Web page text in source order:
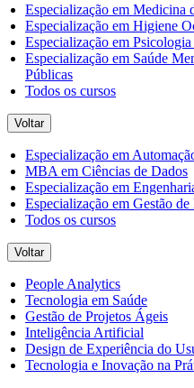
Especialização em Medicina
Especialização em Higiene
Especialização em
Especialização em Saúde
Públicas
Todos os cursos
Voltar
Especialização em
MBA em Ciências de Dados
Especialização em
Especialização em Gestão
Todos os cursos
Voltar
People Analytics
Tecnologia em Saúde
Gestão de Projetos Ágeis
Inteligência Artificial
Design de Experiência do
Tecnologia e Inovação na